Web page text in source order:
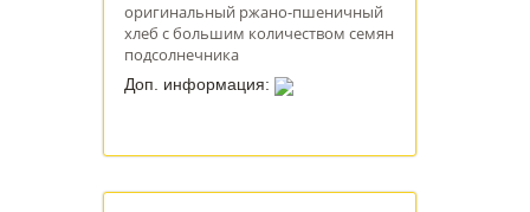
оригинальный ржано-пшеничный
хлеб с большим количеством семян
подсолнечника
Доп. информация: